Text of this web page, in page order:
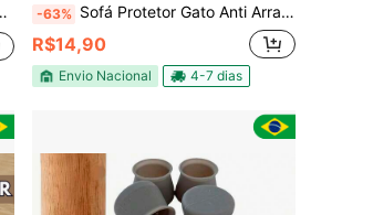
-63% Sofá Protetor Gato Anti Arranhões Adesivo Proteção Transparente - Tamanho G - 106 X 34 - 016X
R$14,90
Envio Nacional 4-7 dias